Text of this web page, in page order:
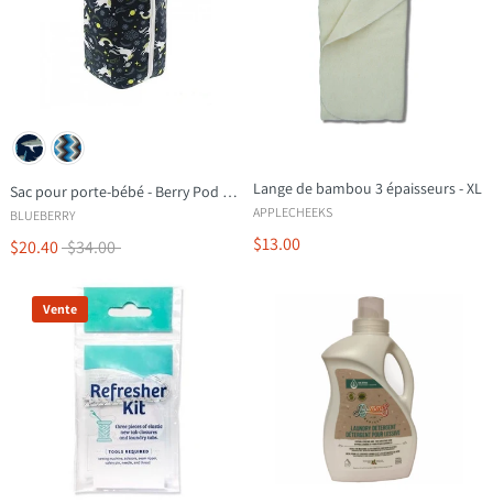
Sac pour porte-bébé - Berry Pod - Intérieur laminé
BLUEBERRY
$20.40 $34.00
Lange de bambou 3 épaisseurs - XL
APPLECHEEKS
$13.00
Vente